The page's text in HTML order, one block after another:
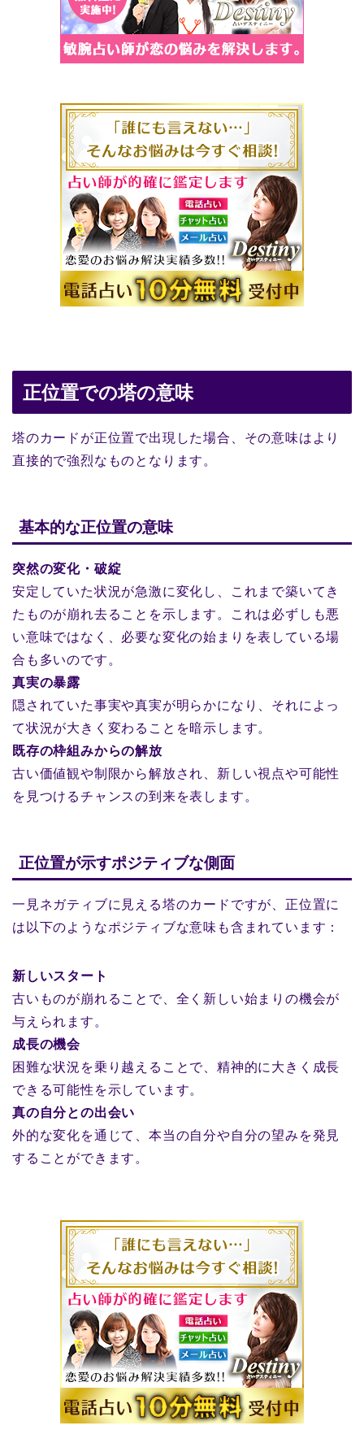
正位置での塔の意味
塔のカードが正位置で出現した場合、その意味はより
直接的で強烈なものとなります。
基本的な正位置の意味
突然の変化・破綻
安定していた状況が急激に変化し、これまで築いてき
たものが崩れ去ることを示します。これは必ずしも悪
い意味ではなく、必要な変化の始まりを表している場
合も多いのです。
真実の暴露
隠されていた事実や真実が明らかになり、それによっ
て状況が大きく変わることを暗示します。
既存の枠組みからの解放
古い価値観や制限から解放され、新しい視点や可能性
を見つけるチャンスの到来を表します。
正位置が示すポジティブな側面
一見ネガティブに見える塔のカードですが、正位置に
は以下のようなポジティブな意味も含まれています：
新しいスタート
古いものが崩れることで、全く新しい始まりの機会が
与えられます。
成長の機会
困難な状況を乗り越えることで、精神的に大きく成長
できる可能性を示しています。
真の自分との出会い
外的な変化を通じて、本当の自分や自分の望みを発見
することができます。